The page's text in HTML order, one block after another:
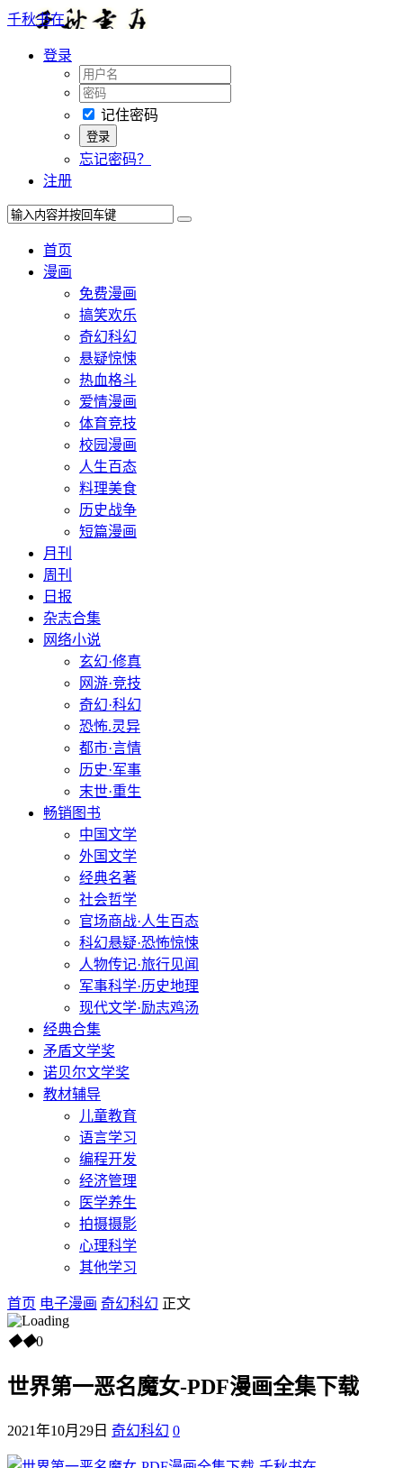
千秋书在
登录
记住密码
忘记密码？
注册
首页
漫画
免费漫画
搞笑欢乐
奇幻科幻
悬疑惊悚
热血格斗
爱情漫画
体育竞技
校园漫画
人生百态
料理美食
历史战争
短篇漫画
月刊
周刊
日报
杂志合集
网络小说
玄幻·修真
网游·竞技
奇幻·科幻
恐怖.灵异
都市·言情
历史·军事
末世·重生
畅销图书
中国文学
外国文学
经典名著
社会哲学
官场商战·人生百态
科幻悬疑·恐怖惊悚
人物传记·旅行见闻
军事科学·历史地理
现代文学·励志鸡汤
经典合集
矛盾文学奖
诺贝尔文学奖
教材辅导
儿童教育
语言学习
编程开发
经济管理
医学养生
拍摄摄影
心理科学
其他学习
首页 电子漫画 奇幻科幻 正文
◆◆0
世界第一恶名魔女-PDF漫画全集下载
2021年10月29日 奇幻科幻 0